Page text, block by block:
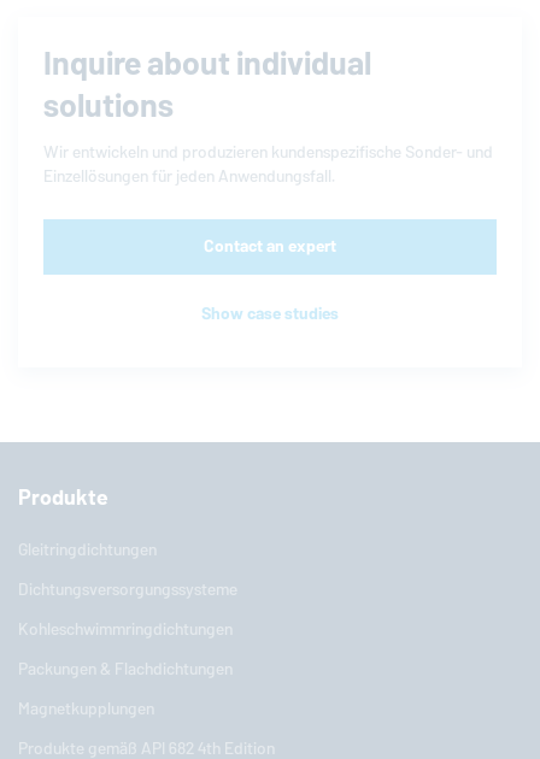
Inquire about individual
solutions
Wir entwickeln und produzieren kundenspezifische Sonder- und
Einzellösungen für jeden Anwendungsfall.
Contact an expert
Show case studies
Produkte
Gleitringdichtungen
Dichtungsversorgungssysteme
Kohleschwimmringdichtungen
Packungen & Flachdichtungen
Magnetkupplungen
Produkte gemäß API 682 4th Edition